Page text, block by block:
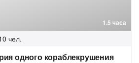
1.5 часа
чел.
одного кораблекрушения